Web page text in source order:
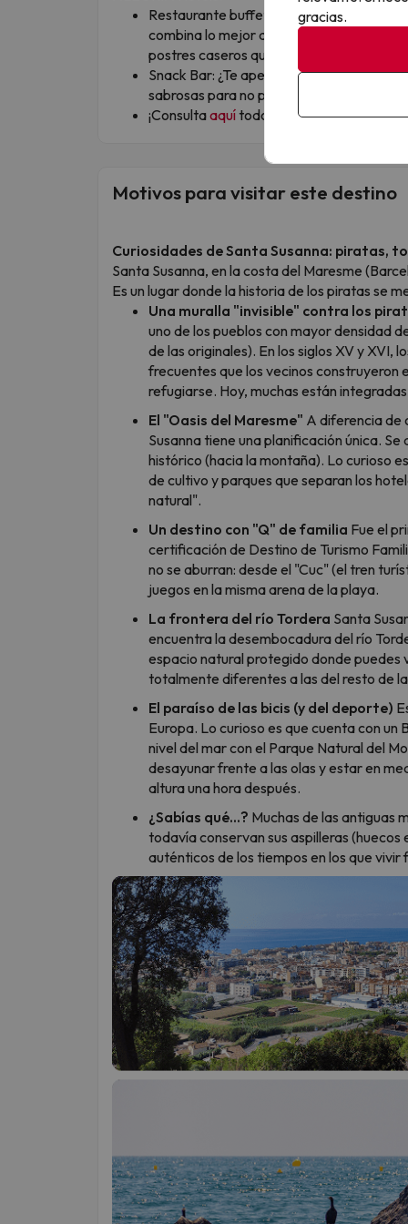
Restaurante buffet: saborea cada
combina lo mejor de la cocina local e
postres caseros que te conquistarán.
Snack Bar: ¿Te apetece algo entre
sabrosas para no parar ni un segundo
¡Consultaaquí todos los detalles sobre
Motivos para visitar este destino
Curiosidades de Santa Susanna: piratas,
Santa Susanna, en la costa del Maresme
Es un lugar donde la historia de los piratas se
Una muralla "invisible" contra los
uno de los pueblos con mayor densidad
de las originales). En los siglos XV y XVI,
frecuentes que los vecinos construyeron
refugiarse. Hoy, muchas están
El "Oasis del Maresme" A diferencia de
Susanna tiene una planificación única.
histórico (hacia la montaña). Lo curioso
de cultivo y parques que separan los
natural".
Un destino con "Q" de familia Fue el
certificación de Destino de Turismo
no se aburran: desde el "Cuc" (el tren
juegos en la misma arena de la playa.
La frontera del río Tordera Santa
encuentra la desembocadura del río
espacio natural protegido donde puedes
totalmente diferentes a las del resto de
El paraíso de las bicis (y del deporte)
Europa. Lo curioso es que cuenta con
nivel del mar con el Parque Natural del
desayunar frente a las olas y estar en
altura una hora después.
¿Sabías qué...? Muchas de las antiguas
todavía conservan sus aspilleras
auténticos de los tiempos en los que
gracias.